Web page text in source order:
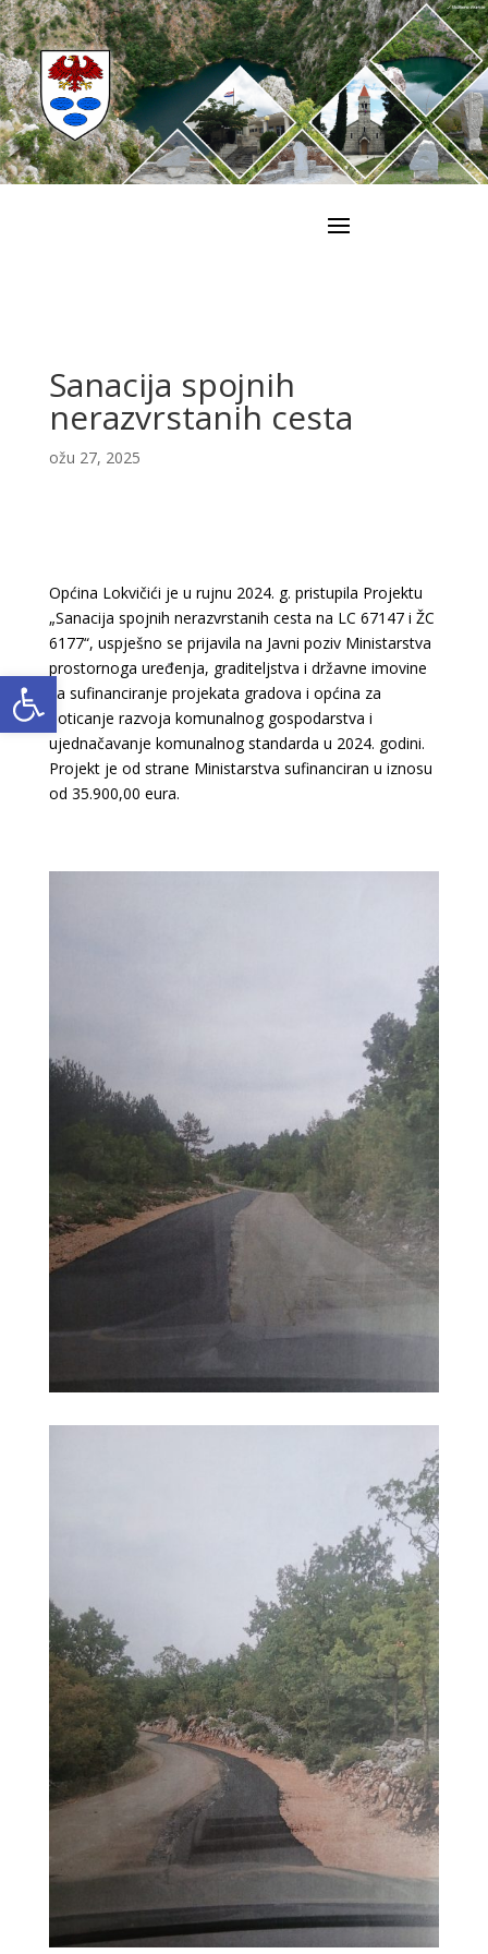
Open toolbar
Sanacija spojnih
nerazvrstanih cesta
ožu 27, 2025
Općina Lokvičići je u rujnu 2024. g. pristupila Projektu
„Sanacija spojnih nerazvrstanih cesta na LC 67147 i ŽC
6177“, uspješno se prijavila na Javni poziv Ministarstva
prostornoga uređenja, graditeljstva i državne imovine
za sufinanciranje projekata gradova i općina za
poticanje razvoja komunalnog gospodarstva i
ujednačavanje komunalnog standarda u 2024. godini.
Projekt je od strane Ministarstva sufinanciran u iznosu
od 35.900,00 eura.